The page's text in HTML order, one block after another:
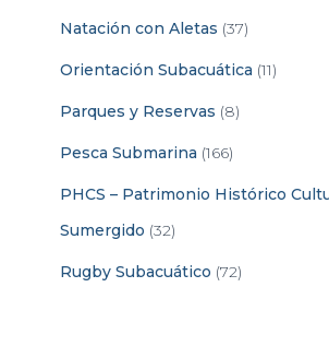
Natación con Aletas (37)
Orientación Subacuática (11)
Parques y Reservas (8)
Pesca Submarina (166)
PHCS – Patrimonio Histórico
Sumergido (32)
Rugby Subacuático (72)